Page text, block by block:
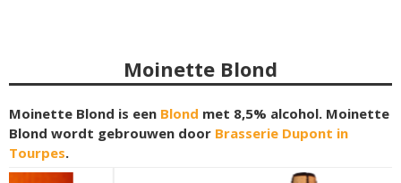
Moinette Blond
Moinette Blond is een Blond met 8,5% alcohol. Moinette
Blond wordt gebrouwen door Brasserie Dupont in
Tourpes.